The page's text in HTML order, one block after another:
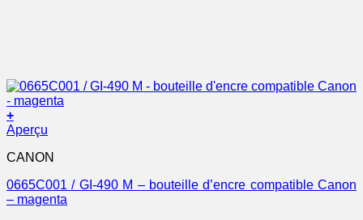
+
Aperçu
CANON
0665C001 / GI-490 M – bouteille d’encre compatible Canon
– magenta